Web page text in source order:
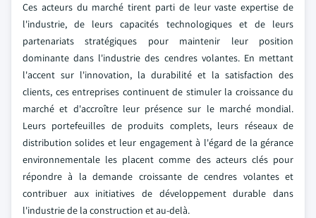
Ces acteurs du marché tirent parti de leur vaste expertise de
l'industrie, de leurs capacités technologiques et de leurs
partenariats stratégiques pour maintenir leur position
dominante dans l'industrie des cendres volantes. En mettant
l'accent sur l'innovation, la durabilité et la satisfaction des
clients, ces entreprises continuent de stimuler la croissance du
marché et d'accroître leur présence sur le marché mondial.
Leurs portefeuilles de produits complets, leurs réseaux de
distribution solides et leur engagement à l'égard de la gérance
environnementale les placent comme des acteurs clés pour
répondre à la demande croissante de cendres volantes et
contribuer aux initiatives de développement durable dans
l'industrie de la construction et au-delà.